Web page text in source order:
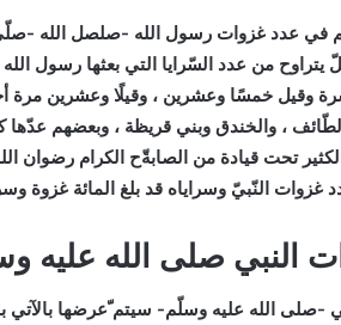
في عدد غزوات رسول الله -صلصل الله -
يتراوح من عدد السّرايا التي بعثها رسول
وقيل خمسًا وعشرين ، وقيلًا وعشرين مرة
، والخندق وبني قريظة ، وبعضهم عدّها
تحت قيادة من الصابةّح الكرام رضوان
غزوات النّبيّ وسراياه قد بلغ المائة غزوة
النبي صلى الله عليه
-صلى الله عليه وسلّم- سيتم ّعرضها بالآتي